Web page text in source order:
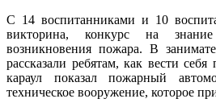
С 14 воспитанниками и 10
викторина, конкурс на
возникновения пожара. В
рассказали ребятам, как вести
караул показал пожарный
техническое вооружение, которое